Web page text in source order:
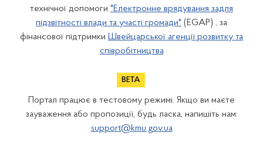
технічної допомоги "Електронне врядування задля
підзвітності влади та участі громади" (EGAP) , за
фінансової підтримки Швейцарської агенції розвитку та
співробітництва
Портал працює в тестовому режимі. Якщо ви маєте
зауваження або пропозиції, будь ласка, напишіть нам:
support@kmu.gov.ua